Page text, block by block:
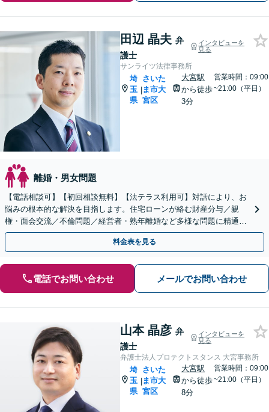
田辺 晶夫 弁
護士
インタビューを
見る
サンライツ法律事務所
埼
玉
県
|
さいた
ま市大
宮区
大宮駅
から徒歩
3分
営業時間：09:00
~21:00（平日）
離婚・男女問題
【電話相談可】【初回相談無料】【法テラス利用可】対話により、お
悩みの根本的な解決を目指します。住宅ローンが絡む財産分与／親
権・面会交流／不倫問題／経営者・熟年離婚など多様な問題に精通。
協議・調停・裁判の実績多数あり【完全個室】【大宮駅3分】
料金表を見る
電話でお問い合わせ メールでお問い合わせ
山本 晶彦 弁
護士
インタビューを
見る
弁護士法人プロテクトスタンス 大宮事務所
埼
玉
県
|
さいた
ま市大
宮区
大宮駅
から徒歩
8分
営業時間：09:00
~21:00（平日）